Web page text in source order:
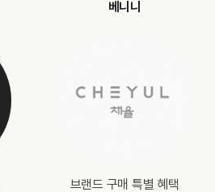
베니니
브랜드 구매 특별 혜택